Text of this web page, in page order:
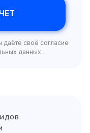
даёте своё согласие
данных.